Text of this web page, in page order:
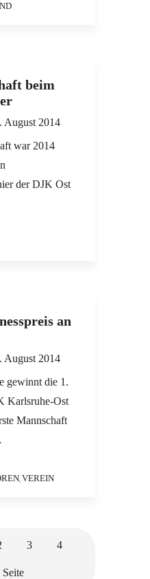
beim
August 2014
war 2014
der DJK Ost
an
August 2014
gewinnt die 1.
Karlsruhe-Ost
Mannschaft
, VEREIN
3 4
Seite